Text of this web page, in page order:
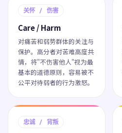
关怀 / 伤害
Care / Harm
对痛苦和弱势群体的关注与
保护。高分者对苦难高度共
情，将"不伤害他人"视为最
基本的道德原则，容易被不
公平对待弱者的行为激怒。
忠诚 / 背叛